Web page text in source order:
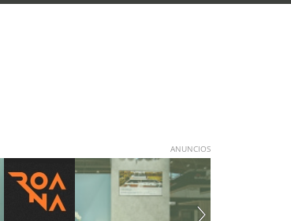
ANUNCIOS